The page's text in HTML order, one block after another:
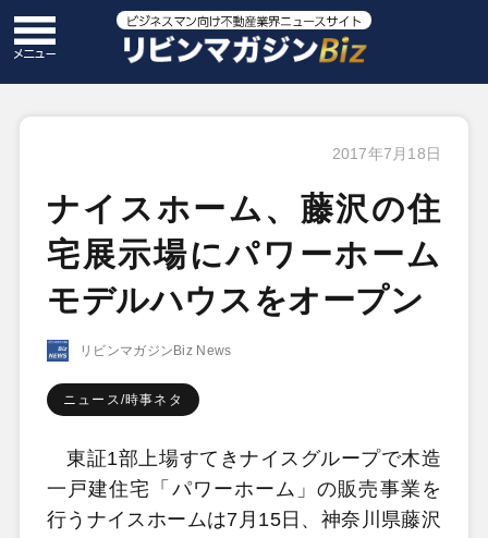
2017年7月18日
ナイスホーム、藤沢の住
宅展示場にパワーホーム
モデルハウスをオープン
リビンマガジンBiz News
ニュース/時事ネタ
東証1部上場すてきナイスグループで木造
一戸建住宅「パワーホーム」の販売事業を
行うナイスホームは7月15日、神奈川県藤沢